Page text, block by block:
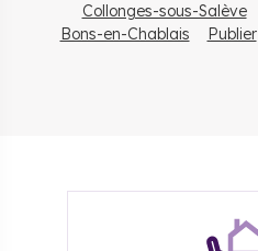
Collonges-sous-Salève
Bons-en-Chablais
Publier